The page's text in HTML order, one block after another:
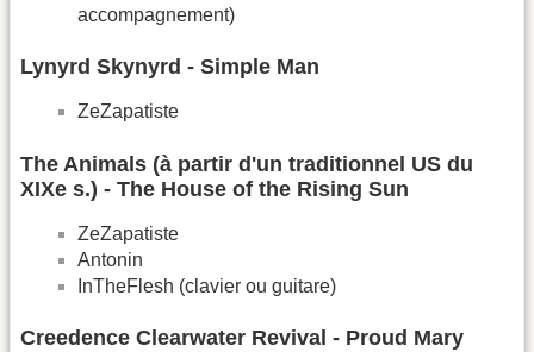
accompagnement)
Lynyrd Skynyrd - Simple Man
ZeZapatiste
The Animals (à partir d'un traditionnel US du
XIXe s.) - The House of the Rising Sun
ZeZapatiste
Antonin
InTheFlesh (clavier ou guitare)
Creedence Clearwater Revival - Proud Mary